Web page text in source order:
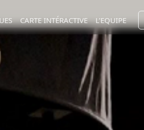
CARTE INTÉRACTIVE L’EQUIPE